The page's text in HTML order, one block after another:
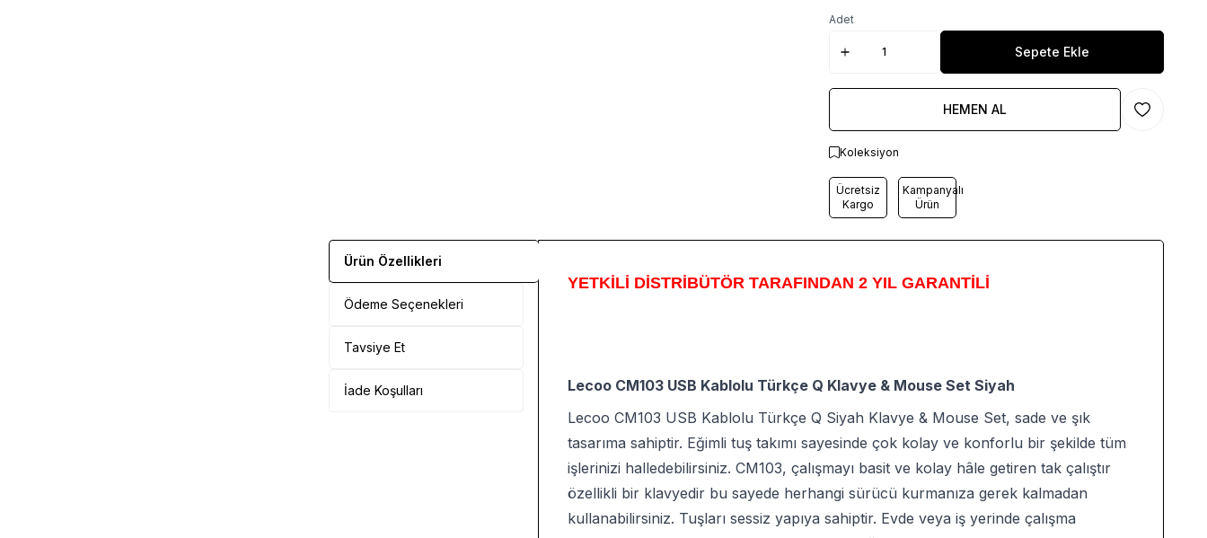
Adet
Sepete Ekle
HEMEN AL Favoriye
Koleksiyon
Ücretsiz
Kargo
Kampanyalı
Ürün
Ürün Özellikleri
Ödeme Seçenekleri
Tavsiye Et
İade Koşulları
YETKİLİ DİSTRİBÜTÖR TARAFINDAN 2 YIL GARANTİLİ
Lecoo CM103 USB Kablolu Türkçe Q Klavye & Mouse Set Siyah
Lecoo CM103 USB Kablolu Türkçe Q Siyah Klavye & Mouse Set, sade ve şık
tasarıma sahiptir. Eğimli tuş takımı sayesinde çok kolay ve konforlu bir şekilde tüm
işlerinizi halledebilirsiniz. CM103, çalışmayı basit ve kolay hâle getiren tak çalıştır
özellikli bir klavyedir bu sayede herhangi sürücü kurmanıza gerek kalmadan
kullanabilirsiniz. Tuşları sessiz yapıya sahiptir. Evde veya iş yerinde çalışma